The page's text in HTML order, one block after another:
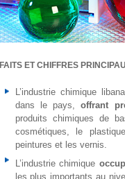
FAITS ET CHIFFRES
L’industrie chimique
dans le pays,offrant
produits chimiques de
cosmétiques, le
peintures et les vernis.
L’industrie chimique
les plus importants au